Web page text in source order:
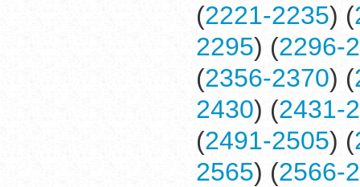
(2221-2235) (
2295) (2296-
(2356-2370) (
2430) (2431-
(2491-2505) (
2565) (2566-